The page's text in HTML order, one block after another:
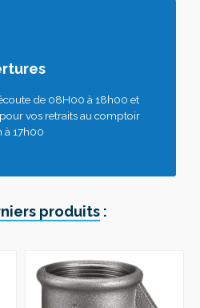
de 08H00 à 18h00 et
vos retraits au comptoir
à 17h00
produits :